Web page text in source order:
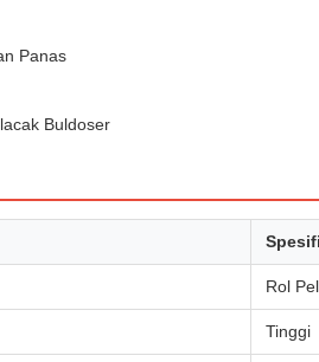
Panas
Buldoser
Rol
Tinggi